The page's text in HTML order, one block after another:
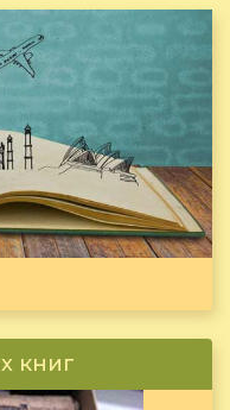
книг